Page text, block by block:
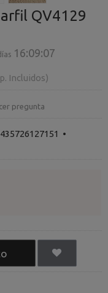
QV4129
16:09:07
Incluidos)
pregunta
•